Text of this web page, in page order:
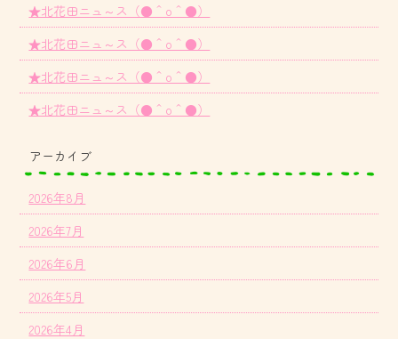
★北花田ニュ～ス（●＾o＾●）
★北花田ニュ～ス（●＾o＾●）
★北花田ニュ～ス（●＾o＾●）
★北花田ニュ～ス（●＾o＾●）
アーカイブ
2026年8月
2026年7月
2026年6月
2026年5月
2026年4月